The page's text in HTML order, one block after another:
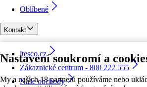
Nastavení soukromí a
My a našich 18 partnerů používáme nebo
Oblíbené
Kontakt
itesco.cz
Zákaznické centrum - 800 222 555
Naše obchody